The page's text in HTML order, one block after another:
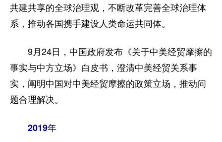
共建共享的全球治理观，不断改革完善全球治理体
系，推动各国携手建设人类命运共同体。
9月24日，中国政府发布《关于中美经贸摩擦的
事实与中方立场》白皮书，澄清中美经贸关系事
实，阐明中国对中美经贸摩擦的政策立场，推动问
题合理解决。
2019年